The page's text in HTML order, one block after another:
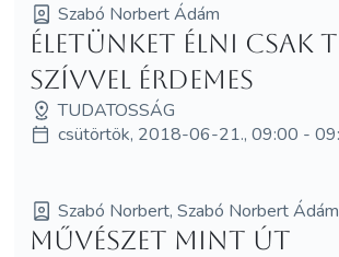
Szabó Norbert Ádám
Életünket élni csak
Szívvel érdemes
TUDATOSSÁG
csütörtök, 2018-06-21., 09:00 -
Szabó Norbert, Szabó Norbert Ádám
Művészet mint út